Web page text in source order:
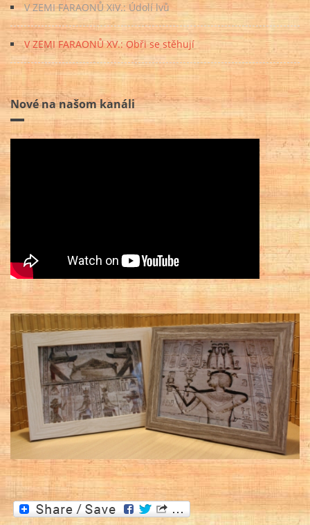
V ZEMI FARAONŮ XIV.: Údolí lvů
V ZEMI FARAONŮ XV.: Obři se stěhují
Nové na našom kanáli